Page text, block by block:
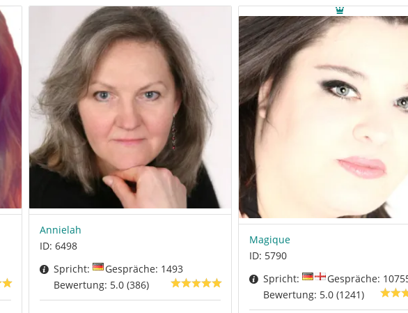
Annielah
ID: 6498
Spricht:
Gespräche: 1493
Bewertung: 5.0 (386)
Magique
ID: 5790
Spricht:
Gespräche:
Bewertung: 5.0 (1241)